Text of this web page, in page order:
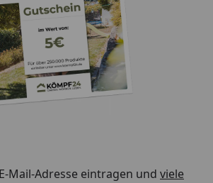
Mail-Adresse eintragen und viele